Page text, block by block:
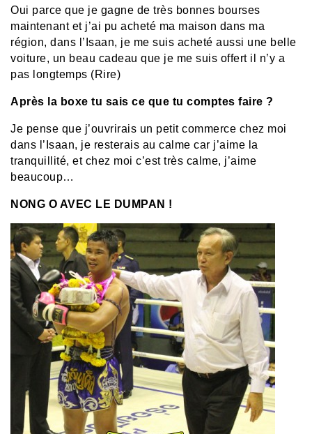
Oui parce que je gagne de très bonnes bourses
maintenant et j’ai pu acheté ma maison dans ma
région, dans l’Isaan, je me suis acheté aussi une belle
voiture, un beau cadeau que je me suis offert il n’y a
pas longtemps (Rire)
Après la boxe tu sais ce que tu comptes faire ?
Je pense que j’ouvrirais un petit commerce chez moi
dans l’Isaan, je resterais au calme car j’aime la
tranquillité, et chez moi c’est très calme, j’aime
beaucoup…
NONG O AVEC LE DUMPAN !